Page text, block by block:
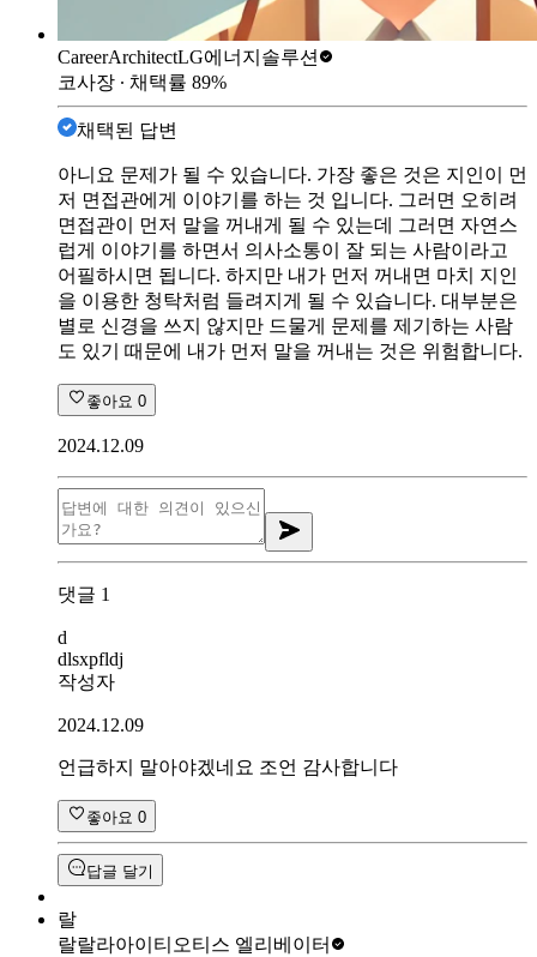
CareerArchitectLG에너지솔루션
코사장 ∙ 채택률 89%
채택된 답변
아니요 문제가 될 수 있습니다. 가장 좋은 것은 지인이 먼
저 면접관에게 이야기를 하는 것 입니다. 그러면 오히려
면접관이 먼저 말을 꺼내게 될 수 있는데 그러면 자연스
럽게 이야기를 하면서 의사소통이 잘 되는 사람이라고
어필하시면 됩니다. 하지만 내가 먼저 꺼내면 마치 지인
을 이용한 청탁처럼 들려지게 될 수 있습니다. 대부분은
별로 신경을 쓰지 않지만 드물게 문제를 제기하는 사람
도 있기 때문에 내가 먼저 말을 꺼내는 것은 위험합니다.
좋아요 0
2024.12.09
댓글 1
d
dlsxpfldj
작성자
2024.12.09
언급하지 말아야겠네요 조언 감사합니다
좋아요 0
답글 달기
랄
랄랄라아이티 오티스 엘리베이터